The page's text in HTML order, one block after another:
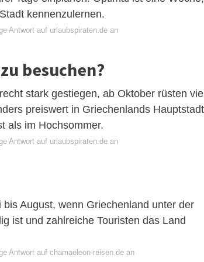
kennenzulernen.
Antwort auf urlaubspiraten.de an
besuchen?
stark gestiegen, ab Oktober rüsten
preiswert in Griechenlands
als im Hochsommer.
Antwort auf urlaubspiraten.de an
August, wenn Griechenland unter der
ist und zahlreiche Touristen das Land
Antwort auf chamaeleon-reisen.de an